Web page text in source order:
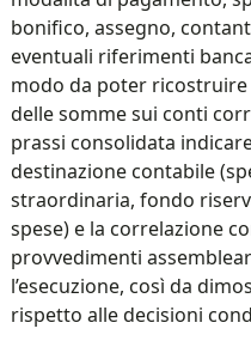
bonifico, assegno,
eventuali riferimenti
modo da poter ricostruire
delle somme sui conti
prassi consolidata
destinazione contabile
straordinaria, fondo
spese) e la correlazione
provvedimenti
l’esecuzione, così da
rispetto alle decisioni